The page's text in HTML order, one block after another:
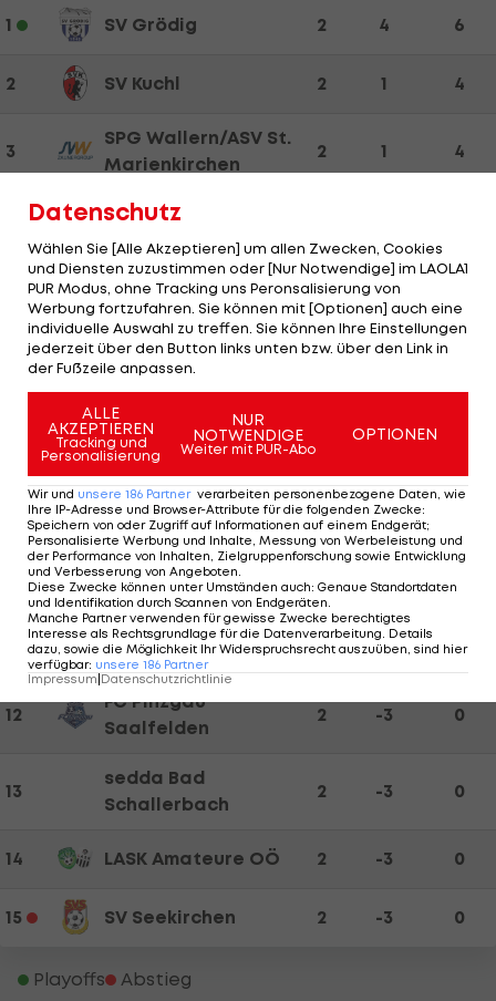
1 SV Grödig 2 4 6
2 SV Kuchl 2 1 4
3
SPG Wallern/ASV St.
Marienkirchen
2 1 4
SV Wals-Grünau
SV Ried II 2 1 4
Ufc Hallein 1 1 3
Wohnbau Dietach 1 2 3
TSV St. Johann
SK Vorwärts Steyr 2 -1
Union Gurten
Su Vortuna Bad
Leonfelden
2 0
12
FC Pinzgau
Saalfelden
2 -3 0
13
sedda Bad
Schallerbach
2 -3 0
14 LASK Amateure OÖ 2 -3 0
15 SV Seekirchen 2 -3 0
Playoffs Abstieg
Datenschutz
Wählen Sie [Alle Akzeptieren] um allen Zwecken, Cookies
und Diensten zuzustimmen oder [Nur Notwendige] im LAOLA1
PUR Modus, ohne Tracking uns Peronsalisierung von
Werbung fortzufahren. Sie können mit [Optionen] auch eine
individuelle Auswahl zu treffen. Sie können Ihre Einstellungen
jederzeit über den Button links unten bzw. über den Link in
der Fußzeile anpassen.
ALLE
AKZEPTIEREN
Tracking und
Personalisierung
NUR
NOTWENDIGE
Weiter mit PUR-Abo
OPTIONEN
Wir und unsere 186 Partner verarbeiten personenbezogene Daten, wie
Ihre IP-Adresse und Browser-Attribute für die folgenden Zwecke:
Speichern von oder Zugriff auf Informationen auf einem Endgerät;
Personalisierte Werbung und Inhalte, Messung von Werbeleistung und
der Performance von Inhalten, Zielgruppenforschung sowie Entwicklung
und Verbesserung von Angeboten
Diese Zwecke können unter Umständen auch: Genaue Standortdaten
und Identifikation durch Scannen von Endgeräten
Manche Partner verwenden für gewisse Zwecke berechtigtes
Interesse als Rechtsgrundlage für die Datenverarbeitung. Details
dazu, sowie die Möglichkeit Ihr Widerspruchsrecht auszuüben, sind hier
verfügbar: unsere 186 Partner
Impressum|Datenschutzrichtlinie